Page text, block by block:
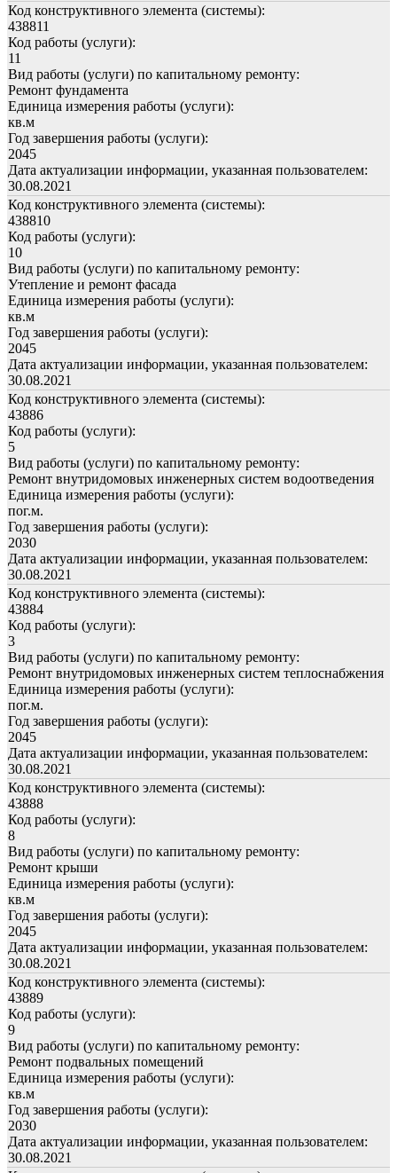
Код конструктивного элемента (системы):
438811
Код работы (услуги):
11
Вид работы (услуги) по капитальному ремонту:
Ремонт фундамента
Единица измерения работы (услуги):
кв.м
Год завершения работы (услуги):
2045
Дата актуализации информации, указанная пользователем:
30.08.2021
Код конструктивного элемента (системы):
438810
Код работы (услуги):
10
Вид работы (услуги) по капитальному ремонту:
Утепление и ремонт фасада
Единица измерения работы (услуги):
кв.м
Год завершения работы (услуги):
2045
Дата актуализации информации, указанная пользователем:
30.08.2021
Код конструктивного элемента (системы):
43886
Код работы (услуги):
5
Вид работы (услуги) по капитальному ремонту:
Ремонт внутридомовых инженерных систем водоотведения
Единица измерения работы (услуги):
пог.м.
Год завершения работы (услуги):
2030
Дата актуализации информации, указанная пользователем:
30.08.2021
Код конструктивного элемента (системы):
43884
Код работы (услуги):
3
Вид работы (услуги) по капитальному ремонту:
Ремонт внутридомовых инженерных систем теплоснабжения
Единица измерения работы (услуги):
пог.м.
Год завершения работы (услуги):
2045
Дата актуализации информации, указанная пользователем:
30.08.2021
Код конструктивного элемента (системы):
43888
Код работы (услуги):
8
Вид работы (услуги) по капитальному ремонту:
Ремонт крыши
Единица измерения работы (услуги):
кв.м
Год завершения работы (услуги):
2045
Дата актуализации информации, указанная пользователем:
30.08.2021
Код конструктивного элемента (системы):
43889
Код работы (услуги):
9
Вид работы (услуги) по капитальному ремонту:
Ремонт подвальных помещений
Единица измерения работы (услуги):
кв.м
Год завершения работы (услуги):
2030
Дата актуализации информации, указанная пользователем:
30.08.2021